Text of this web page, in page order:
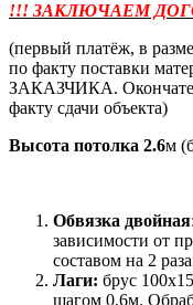
!!! ЗАКЛЮЧАЕМ
(первый платёж, в
по факту поставки
ЗАКАЗЧИКА.
факту сдачи объекта)
Высота потолка 2.6м
Обвязка двойная
зависимости от
составом на 2
Лаги: брус
шагом 0.6м.